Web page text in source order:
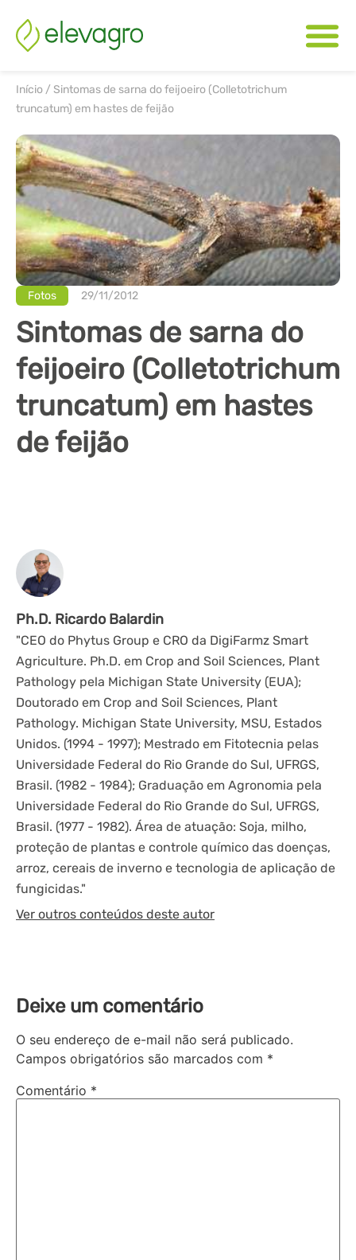
Início /Sintomas de sarna do feijoeiro (Colletotrichum
truncatum) em hastes de feijão
Fotos 29/11/2012
Sintomas de sarna do
feijoeiro (Colletotrichum
truncatum) em hastes
de feijão
Ph.D. Ricardo Balardin
"CEO do Phytus Group e CRO da DigiFarmz Smart
Agriculture. Ph.D. em Crop and Soil Sciences, Plant
Pathology pela Michigan State University (EUA);
Doutorado em Crop and Soil Sciences, Plant
Pathology. Michigan State University, MSU, Estados
Unidos. (1994 - 1997); Mestrado em Fitotecnia pelas
Universidade Federal do Rio Grande do Sul, UFRGS,
Brasil. (1982 - 1984); Graduação em Agronomia pela
Universidade Federal do Rio Grande do Sul, UFRGS,
Brasil. (1977 - 1982). Área de atuação: Soja, milho,
proteção de plantas e controle químico das doenças,
arroz, cereais de inverno e tecnologia de aplicação de
fungicidas."
Ver outros conteúdos deste autor
Deixe um comentário
O seu endereço de e-mail não será publicado.
Campos obrigatórios são marcados com *
Comentário *